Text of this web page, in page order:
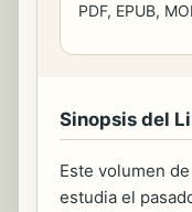
PDF, EPUB,
Sinopsis del
Este volumen
estudia el